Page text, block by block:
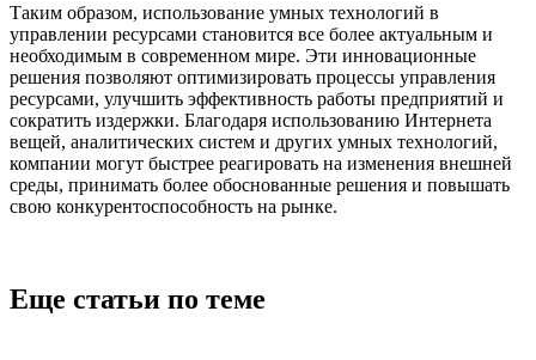
Таким образом, использование умных технологий в
управлении ресурсами становится все более актуальным и
необходимым в современном мире. Эти инновационные
решения позволяют оптимизировать процессы управления
ресурсами, улучшить эффективность работы предприятий и
сократить издержки. Благодаря использованию Интернета
вещей, аналитических систем и других умных технологий,
компании могут быстрее реагировать на изменения внешней
среды, принимать более обоснованные решения и повышать
свою конкурентоспособность на рынке.
Еще статьи по теме